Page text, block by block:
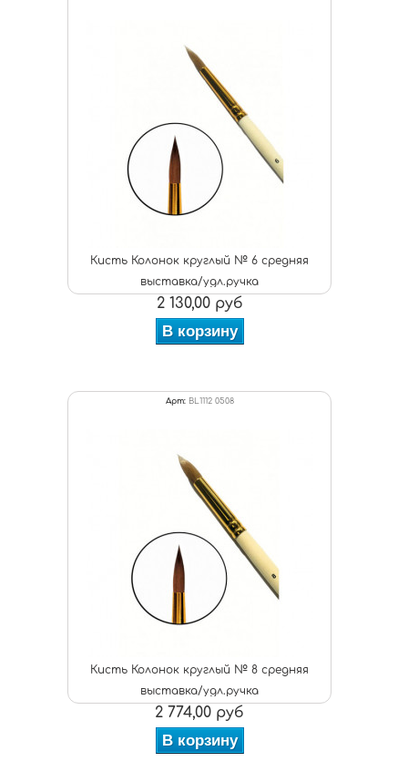
Кисть Колонок круглый № 6 средняя
выставка/удл.ручка
2 130,00 руб
В корзину
Арт: BL1112 0508
Кисть Колонок круглый № 8 средняя
выставка/удл.ручка
2 774,00 руб
В корзину